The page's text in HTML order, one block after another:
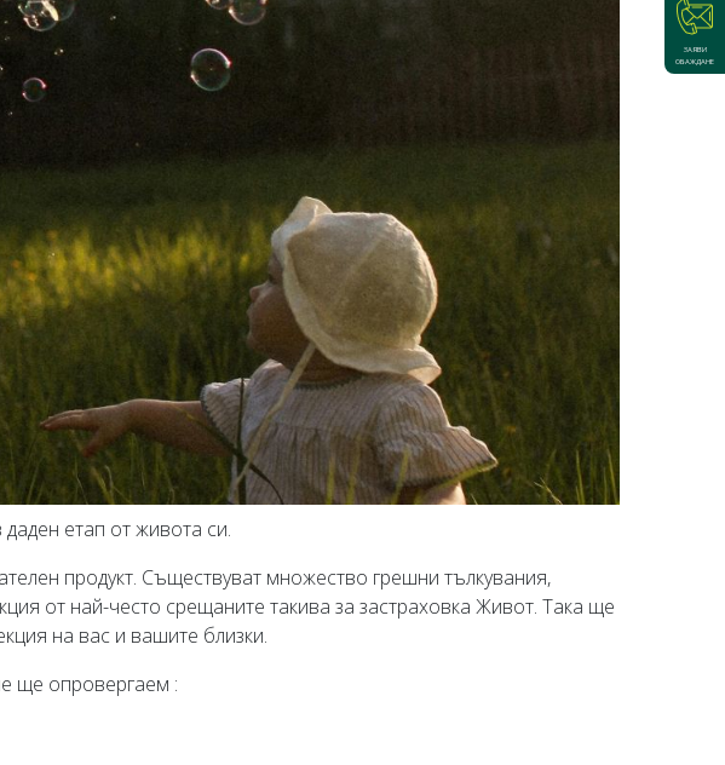
етап от живота си.
продукт. Съществуват множество грешни тълкувания,
от най-често срещаните такива за застраховка Живот. Така ще
на вас и вашите близки.
ще опровергаем :
ЗАЯВИ
ОБАЖДАНЕ